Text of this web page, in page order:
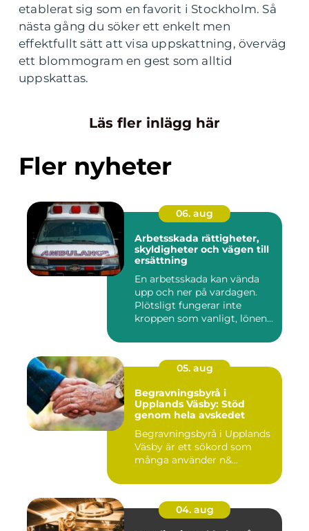
etablerat sig som en favorit i Stockholm. Så
nästa gång du söker ett enkelt men
effektfullt sätt att visa uppskattning, överväg
ett blommogram en gest som alltid
uppskattas.
Läs fler inlägg här
Fler nyheter
06. aug
Arbetsskada rättigheter,
skyldigheter och vägen till
ersättning
En arbetsskada kan vända
upp och ner på vardagen.
Plötsligt fungerar inte
kroppen som vanligt, lönen...
05. aug
Begravningsbyrå i
Upplands Väsby: Stöd
genom hela avskedet
Begravningsbyrå i Upplands
Väsby är ett sökord som
många använder n&...
04. aug